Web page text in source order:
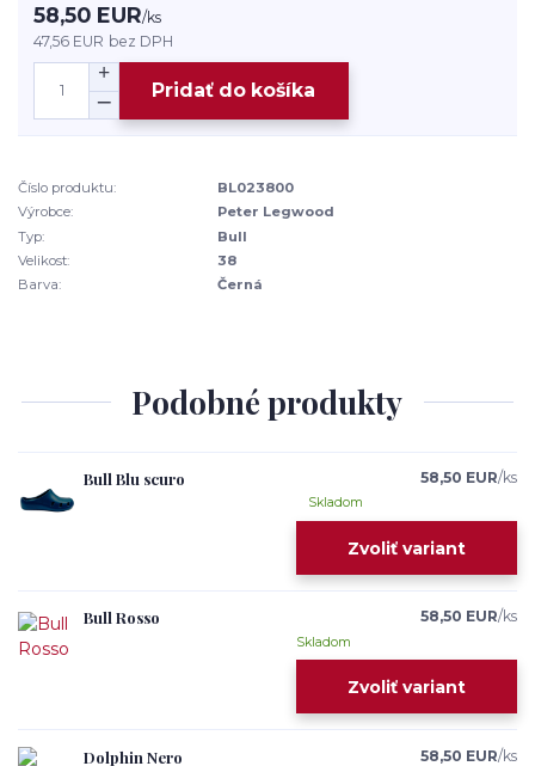
58,50 EUR/ks
47,56 EUR bez DPH
Pridať do košíka
Číslo produktu:
BL023800
Výrobce:
Peter Legwood
Typ:
Bull
Velikost:
38
Barva:
Černá
Podobné produkty
Bull Blu scuro 58,50 EUR/ks
Skladom
Zvoliť variant
Bull Rosso 58,50 EUR/ks
Skladom
Zvoliť variant
Dolphin Nero 58,50 EUR/ks